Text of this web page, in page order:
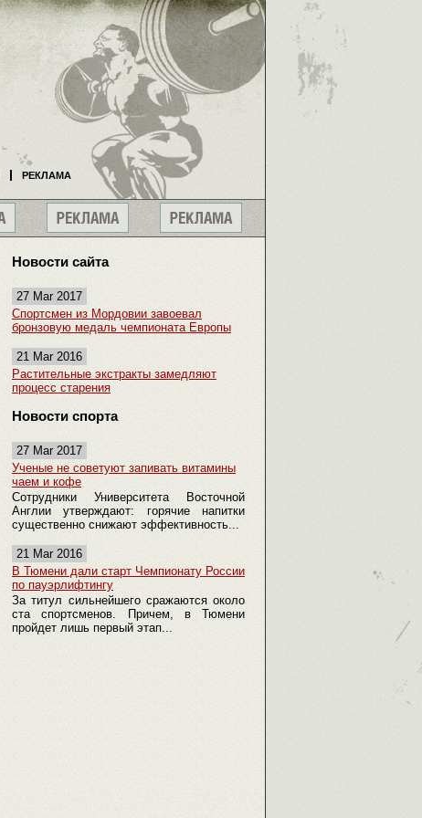
Новости сайта
27 Mar 2017
Спортсмен из Мордовии завоевал
бронзовую медаль чемпионата Европы
21 Mar 2016
Растительные экстракты замедляют
процесс старения
Новости спорта
27 Mar 2017
Ученые не советуют запивать витамины
чаем и кофе
Сотрудники Университета Восточной
Англии утверждают: горячие напитки
существенно снижают эффективность...
21 Mar 2016
В Тюмени дали старт Чемпионату России
по пауэрлифтингу
За титул сильнейшего сражаются около
ста спортсменов. Причем, в Тюмени
пройдет лишь первый этап...
РЕКЛАМА